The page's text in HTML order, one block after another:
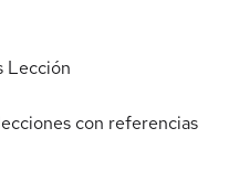
Lección
con referencias